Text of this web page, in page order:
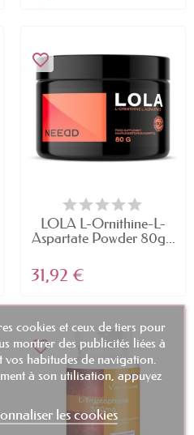
favorite_border
LOLA L-Ornithine-L-
Aspartate Powder 80g...
31,92 €
favorite_border
cookies et ceux de tiers pour
montrer des publicités liées à
vos habitudes de navigation.
à son utilisation, appuyez
les cookies